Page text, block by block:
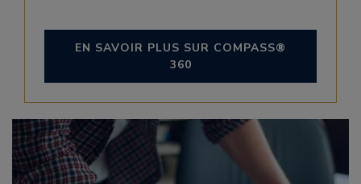
EN SAVOIR PLUS SUR COMPASS®
360